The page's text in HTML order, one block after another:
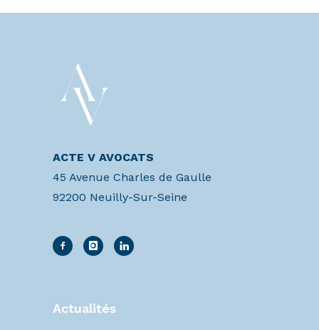
ACTE V AVOCATS
45 Avenue Charles de Gaulle
92200 Neuilly-Sur-Seine
Actualités